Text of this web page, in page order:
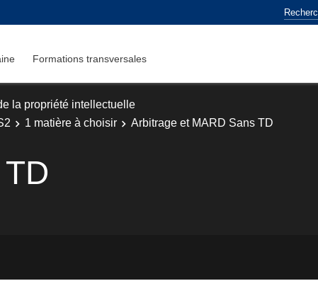
Formations transversales
la propriété intellectuelle
1 matière à choisir Arbitrage et MARD Sans TD